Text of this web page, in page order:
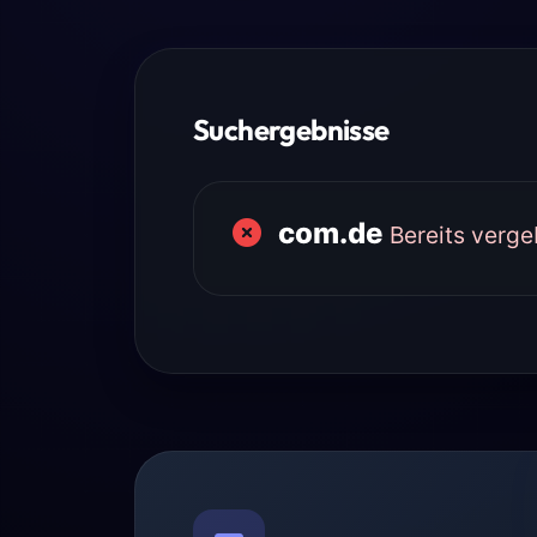
Suchergebnisse
com.de Bereits